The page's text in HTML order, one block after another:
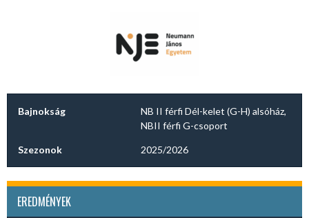
Bajnokság
NB II férfi Dél-kelet (G-H) alsóház,
NBII férfi G-csoport
Szezonok 2025/2026
EREDMÉNYEK